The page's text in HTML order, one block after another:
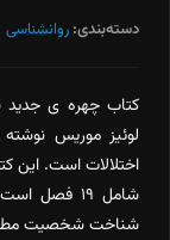
دسته‌بندی: روانشناسی
کتاب چهره ی جدید
لوئیز موریس
اختلالات است. این
شامل ۱۹
شناخت شخصیت مطرح